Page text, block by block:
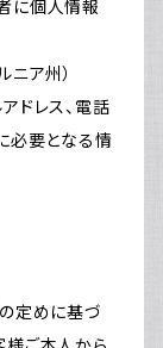
に個人情報
ア州）
ドレス、電話
必要となる情
定めに基づ